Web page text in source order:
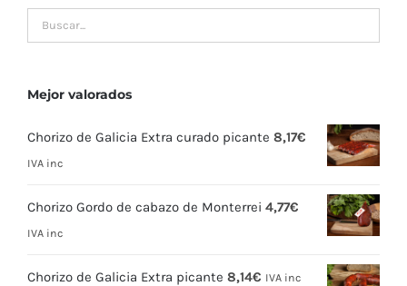
Mejor valorados
Chorizo de Galicia Extra curado picante 8,17€
IVA inc
Chorizo Gordo de cabazo de Monterrei 4,77€
IVA inc
Chorizo de Galicia Extra picante 8,14€ IVA inc